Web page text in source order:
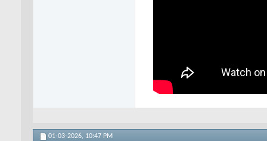
01-03-2026, 10:47 PM